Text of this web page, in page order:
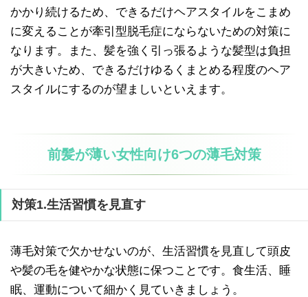
かかり続けるため、できるだけヘアスタイルをこまめ
に変えることが牽引型脱毛症にならないための対策に
なります。また、髪を強く引っ張るような髪型は負担
が大きいため、できるだけゆるくまとめる程度のヘア
スタイルにするのが望ましいといえます。
前髪が薄い女性向け6つの薄毛対策
対策1.生活習慣を見直す
薄毛対策で欠かせないのが、生活習慣を見直して頭皮
や髪の毛を健やかな状態に保つことです。食生活、睡
眠、運動について細かく見ていきましょう。